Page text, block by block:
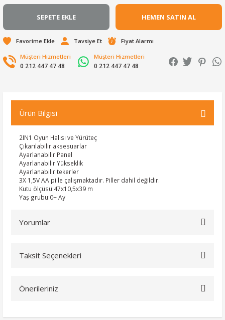
SEPETE EKLE HEMEN SATIN AL
Tavsiye Et Fiyat Alarmı
Müşteri Hizmetleri
0 212 447 47 48
Müşteri Hizmetleri
0 212 447 47 48
Ürün Bilgisi
2IN1 Oyun Halısı ve Yürüteç
Çıkarılabilir aksesuarlar
Ayarlanabilir Panel
Ayarlanabilir Yükseklik
Ayarlanabilir tekerler
3X 1,5V AA pille çalışmaktadır. Piller dahil değildir.
Kutu ölçüsü:47x10,5x39 m
Yaş grubu:0+ Ay
Yorumlar
Taksit Seçenekleri
Önerileriniz